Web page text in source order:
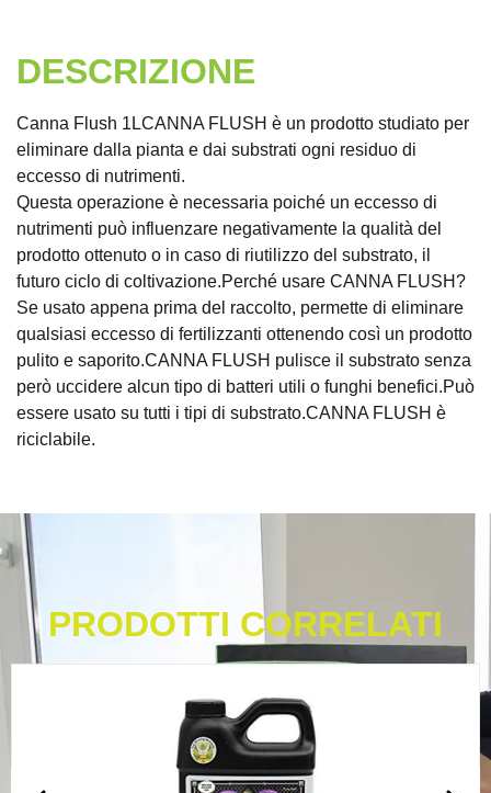
DESCRIZIONE
Canna Flush 1LCANNA FLUSH è un prodotto studiato per
eliminare dalla pianta e dai substrati ogni residuo di
eccesso di nutrimenti.
Questa operazione è necessaria poiché un eccesso di
nutrimenti può influenzare negativamente la qualità del
prodotto ottenuto o in caso di riutilizzo del substrato, il
futuro ciclo di coltivazione.Perché usare CANNA FLUSH?
Se usato appena prima del raccolto, permette di eliminare
qualsiasi eccesso di fertilizzanti ottenendo così un prodotto
pulito e saporito.CANNA FLUSH pulisce il substrato senza
però uccidere alcun tipo di batteri utili o funghi benefici.Può
essere usato su tutti i tipi di substrato.CANNA FLUSH è
riciclabile.
PRODOTTI CORRELATI